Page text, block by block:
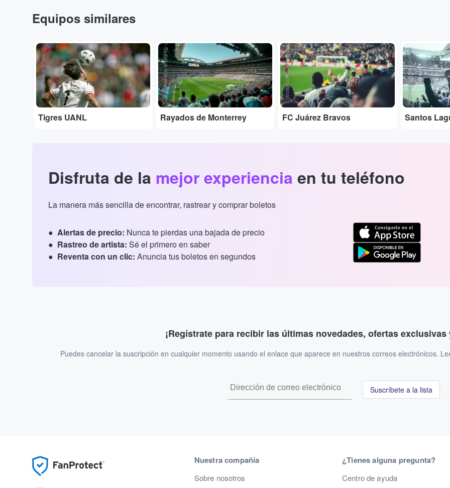
Equipos similares
StubHub International
Tigres UANL
StubHub International
Rayados de Monterrey
StubHub International
FC Juárez Bravos
StubHub International
Santos
Disfruta de la mejor experiencia en tu teléfono
La manera más sencilla de encontrar, rastrear y comprar boletos
Alertas de precio: Nunca te pierdas una bajada de precio
Rastreo de artista: Sé el primero en saber
Reventa con un clic: Anuncia tus boletos en segundos
¡Regístrate para recibir las últimas novedades, ofertas
Puedes cancelar la suscripción en cualquier momento usando el enlace que aparece en nuestros correos electrónicos.
Suscríbete a la lista
Nuestra compañía
Sobre nosotros
¿Tienes alguna pregunta?
Centro de ayuda